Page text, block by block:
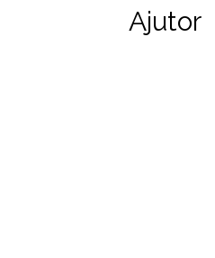
Ajutor